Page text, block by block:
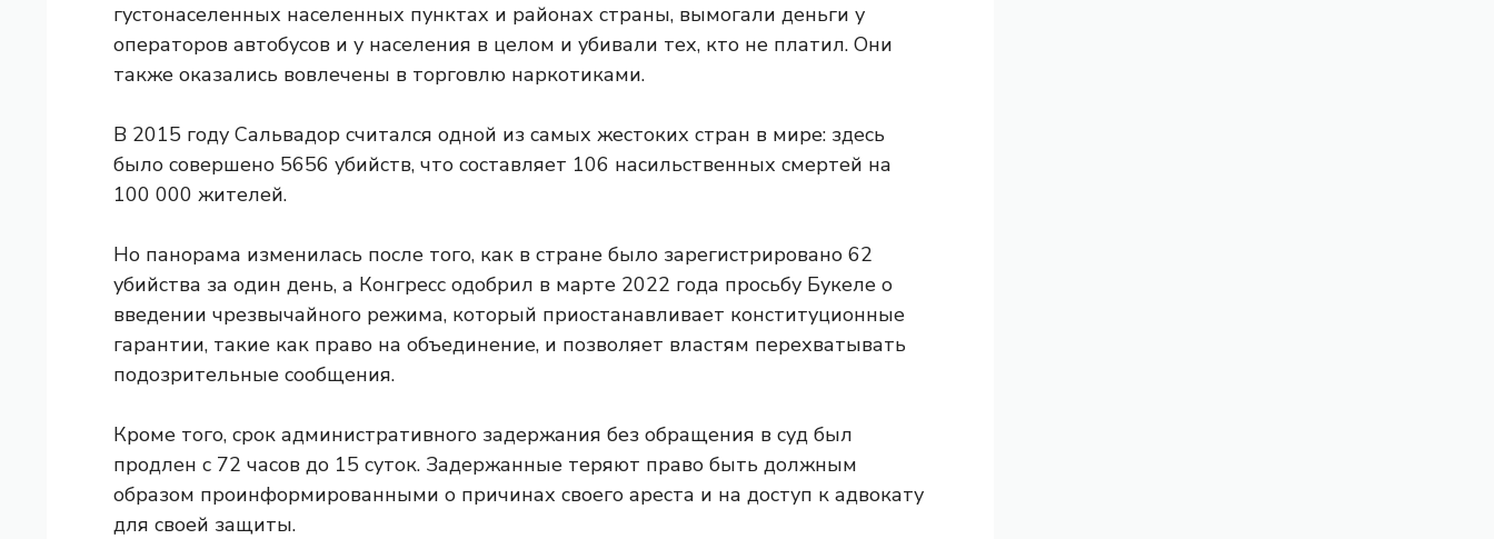
густонаселенных населенных пунктах и ​​районах страны, вымогали деньги у
операторов автобусов и у населения в целом и убивали тех, кто не платил. Они
также оказались вовлечены в торговлю наркотиками.
В 2015 году Сальвадор считался одной из самых жестоких стран в мире: здесь
было совершено 5656 убийств, что составляет 106 насильственных смертей на
100 000 жителей.
Но панорама изменилась после того, как в стране было зарегистрировано 62
убийства за один день, а Конгресс одобрил в марте 2022 года просьбу Букеле о
введении чрезвычайного режима, который приостанавливает конституционные
гарантии, такие как право на объединение, и позволяет властям перехватывать
подозрительные сообщения.
Кроме того, срок административного задержания без обращения в суд был
продлен с 72 часов до 15 суток. Задержанные теряют право быть должным
образом проинформированными о причинах своего ареста и на доступ к адвокату
для своей защиты.